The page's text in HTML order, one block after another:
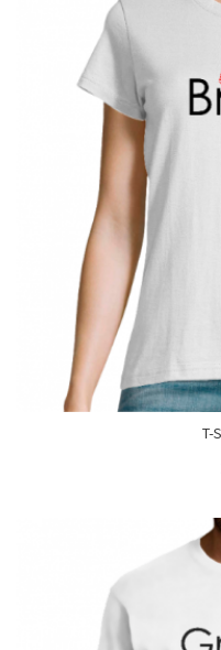
T-